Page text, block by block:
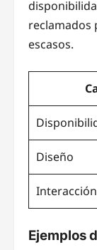
reclamados
escasos.
Diseño
Ejemplos